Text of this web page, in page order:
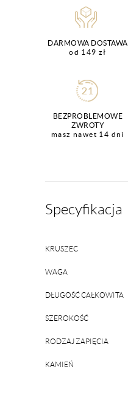
DARMOWA DOSTAWA
od 149 zł
BEZPROBLEMOWE
ZWROTY
masz nawet 14 dni
Specyfikacja
KRUSZEC
WAGA
DŁUGOŚĆ CAŁKOWITA
SZEROKOŚĆ
RODZAJ ZAPIĘCIA
KAMIEŃ